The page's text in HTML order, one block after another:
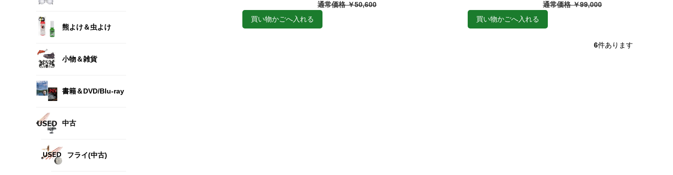
熊よけ＆虫よけ
小物＆雑貨
書籍＆DVD/Blu-ray
中古
フライ(中古)
通常価格 ￥50,600
買い物かごへ入れる
通常価格 ￥99,000
買い物かごへ入れる
6件あります